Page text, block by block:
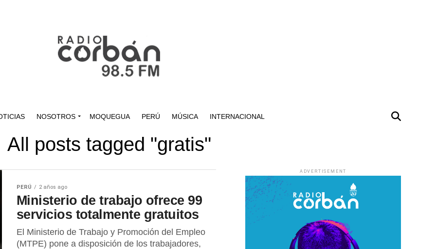
NOSOTROS MOQUEGUA PERÚ MÚSICA INTERNACIONAL
All posts tagged "gratis"
PERÚ 2 años ago
Ministerio de trabajo ofrece 99
servicios totalmente gratuitos
El Ministerio de Trabajo y Promoción del Empleo
(MTPE) pone a disposición de los trabajadores,
ADVERTISEMENT